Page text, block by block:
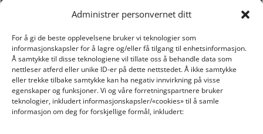
Administrer personvernet ditt
For å gi de beste opplevelsene bruker vi teknologier som
informasjonskapsler for å lagre og/eller få tilgang til enhetsinformasjon.
Å samtykke til disse teknologiene vil tillate oss å behandle data som
nettleser atferd eller unike ID-er på dette nettstedet. Å ikke samtykke
eller trekke tilbake samtykke kan ha negativ innvirkning på visse
egenskaper og funksjoner. Vi og våre forretningspartnere bruker
teknologier, inkludert informasjonskapsler/«cookies» til å samle
informasjon om deg for forskjellige formål, inkludert: